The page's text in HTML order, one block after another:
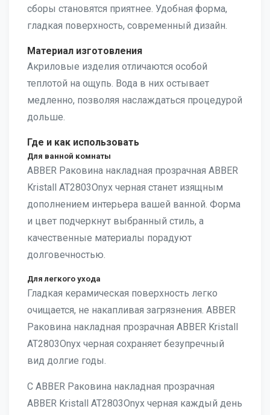
сборы становятся приятнее. Удобная форма,
гладкая поверхность, современный дизайн.
Материал изготовления
Акриловые изделия отличаются особой
теплотой на ощупь. Вода в них остывает
медленно, позволяя наслаждаться процедурой
дольше.
Где и как использовать
Для ванной комнаты
ABBER Раковина накладная прозрачная ABBER
Kristall AT2803Onyx черная станет изящным
дополнением интерьера вашей ванной. Форма
и цвет подчеркнут выбранный стиль, а
качественные материалы порадуют
долговечностью.
Для легкого ухода
Гладкая керамическая поверхность легко
очищается, не накапливая загрязнения. ABBER
Раковина накладная прозрачная ABBER Kristall
AT2803Onyx черная сохраняет безупречный
вид долгие годы.
С ABBER Раковина накладная прозрачная
ABBER Kristall AT2803Onyx черная каждый день